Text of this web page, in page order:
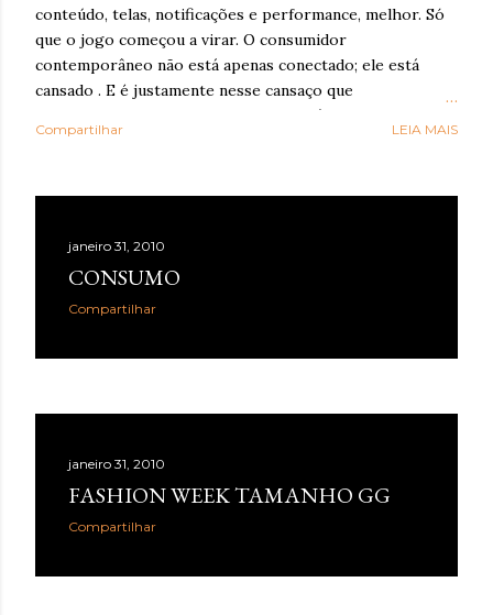
conteúdo, telas, notificações e performance, melhor. Só
que o jogo começou a virar. O consumidor
contemporâneo não está apenas conectado; ele está
cansado . E é justamente nesse cansaço que o reset
sensorial ganha força: como resposta à exaustão
cognitiva e emocional provocada por anos de
WGSN define o conceito como a valorização de tato,
bem-estar, presença e conexão . Embora o nome “reset
sensorial” esteja sendo popularizado agora, a lógica por
globais. A Accenture , em Life Trends 2025 , descreve o
consultoria, 42% atribuíram sua experiência mais
Compartilhar LEIA MAIS
janeiro 31, 2010
CONSUMO
Compartilhar
janeiro 31, 2010
FASHION WEEK TAMANHO GG
Compartilhar